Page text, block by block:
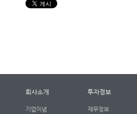
회사소개
기업이념
투자정보
재무정보